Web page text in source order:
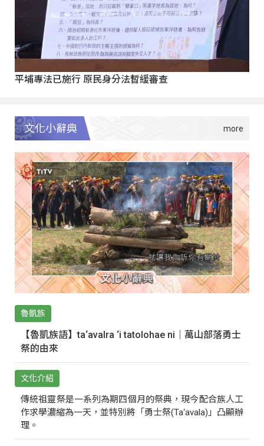
平埔專法已施行 原民身分法暫緩審查
文化小辭典
魯凱族
【魯凱族語】ta‘avalra ‘i tatolohae ni｜萬山部落勇士
祭的由來
文化介紹
傳統祖靈祭是一系列為期四個月的祭典，現今配合族人工
作求學濃縮為一天，並特別將「勇士祭(Ta‘avala)」凸顯辦
理。